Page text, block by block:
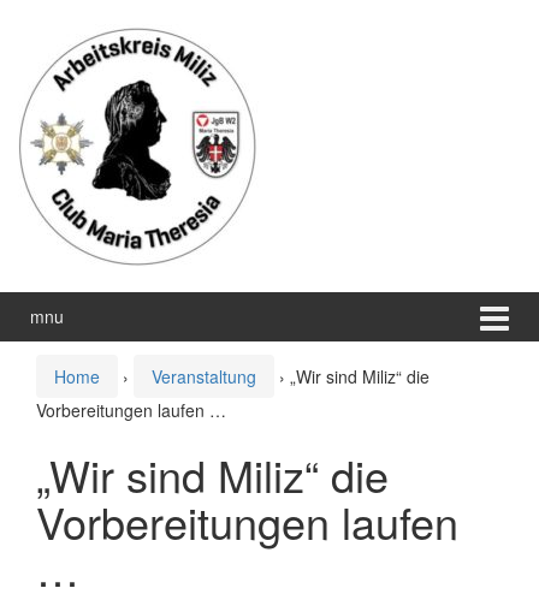
wechseln
Hauptmenü
springen
mnu
Home › Veranstaltung › „Wir sind Miliz“ die
Vorbereitungen laufen …
„Wir sind Miliz“ die
Vorbereitungen laufen
…